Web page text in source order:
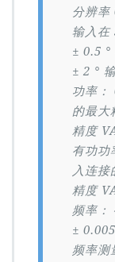
分辨率
输入在
± 0.5
± 2 °
功率：
的最大
精度
有功功
入连接
精度
频率：
±
频率测